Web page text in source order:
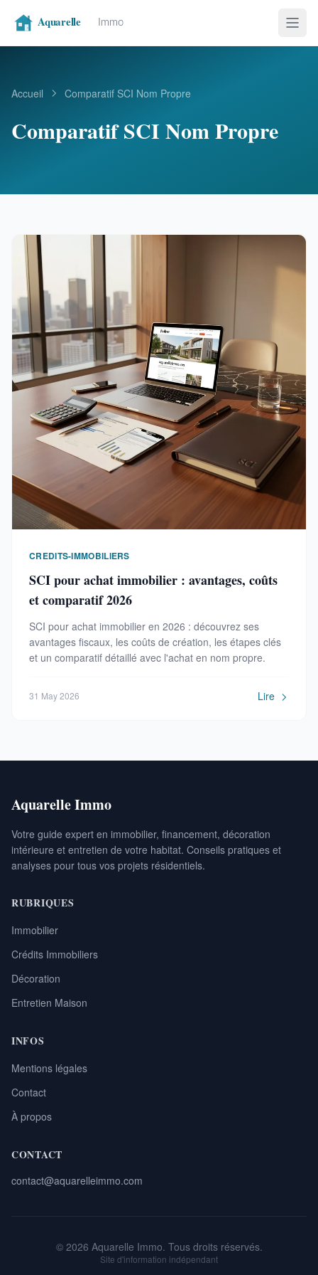
Accueil Comparatif SCI Nom Propre
Comparatif SCI Nom Propre
CREDITS-IMMOBILIERS
SCI pour achat immobilier : avantages, coûts
et comparatif 2026
SCI pour achat immobilier en 2026 : découvrez ses
avantages fiscaux, les coûts de création, les étapes clés
et un comparatif détaillé avec l'achat en nom propre.
31 May 2026 Lire
Aquarelle Immo
Votre guide expert en immobilier, financement, décoration
intérieure et entretien de votre habitat. Conseils pratiques et
analyses pour tous vos projets résidentiels.
RUBRIQUES
Immobilier
Crédits Immobiliers
Décoration
Entretien Maison
INFOS
Mentions légales
Contact
À propos
CONTACT
contact@aquarelleimmo.com
© 2026 Aquarelle Immo. Tous droits réservés.
Site d'information indépendant